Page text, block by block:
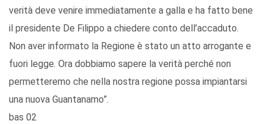
verità deve venire immediatamente a galla e ha fatto bene
il presidente De Filippo a chiedere conto dell’accaduto.
Non aver informato la Regione è stato un atto arrogante e
fuori legge. Ora dobbiamo sapere la verità perché non
permetteremo che nella nostra regione possa impiantarsi
una nuova Guantanamo”.
bas 02